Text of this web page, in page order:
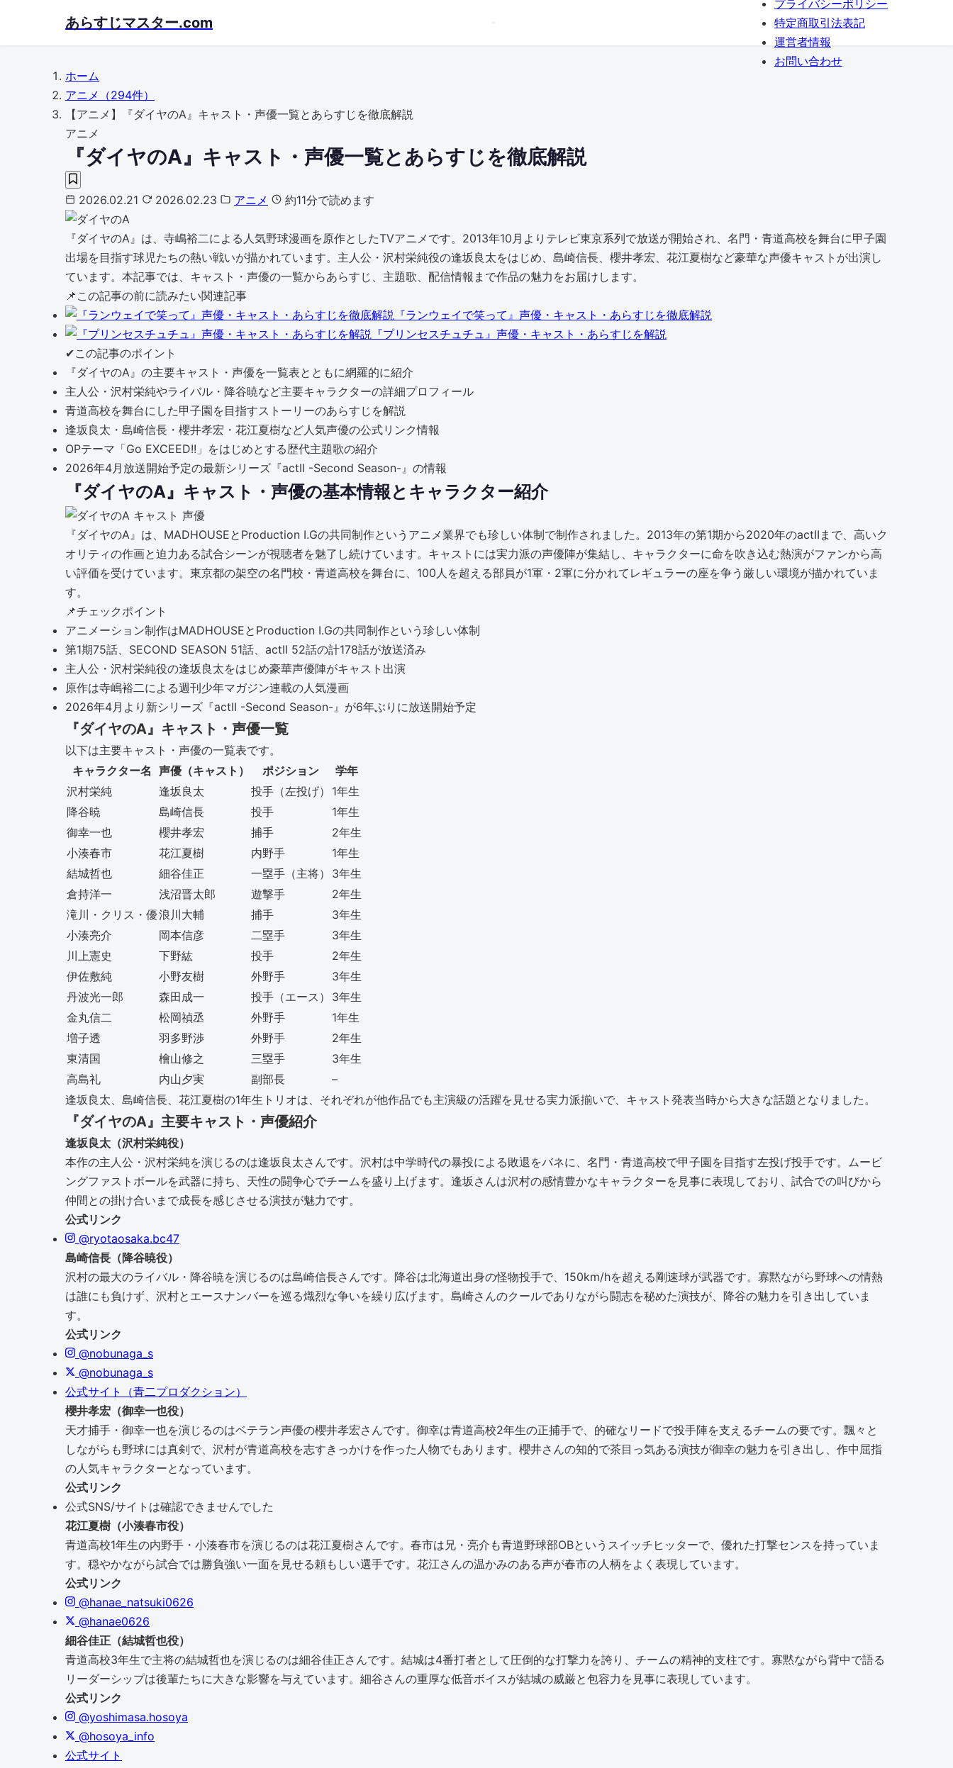
あらすじマスター.com
プライバシーポリシー
特定商取引法表記
運営者情報
お問い合わせ
ホーム
アニメ
（294件）
【アニメ】『ダイヤのA』キャスト・声優一覧とあらすじを徹底解説
アニメ
『ダイヤのA』キャスト・声優一覧とあらすじを徹底解説
2026.02.21 2026.02.23 アニメ 約11分で読めます
『ダイヤのA』は、寺嶋裕二による人気野球漫画を原作としたTVアニメです。2013年10月よりテレビ東京系列で放送が開始され、名門・青道高校を舞台に甲子園
出場を目指す球児たちの熱い戦いが描かれています。主人公・沢村栄純役の逢坂良太をはじめ、島崎信長、櫻井孝宏、花江夏樹など豪華な声優キャストが出演し
ています。本記事では、キャスト・声優の一覧からあらすじ、主題歌、配信情報まで作品の魅力をお届けします。
📌 この記事の前に読みたい関連記事
『ランウェイで笑って』声優・キャスト・あらすじを徹底解説
『プリンセスチュチュ』声優・キャスト・あらすじを解説
✔この記事のポイント
『ダイヤのA』の主要キャスト・声優を一覧表とともに網羅的に紹介
主人公・沢村栄純やライバル・降谷暁など主要キャラクターの詳細プロフィール
青道高校を舞台にした甲子園を目指すストーリーのあらすじを解説
逢坂良太・島崎信長・櫻井孝宏・花江夏樹など人気声優の公式リンク情報
OPテーマ「Go EXCEED!!」をはじめとする歴代主題歌の紹介
2026年4月放送開始予定の最新シリーズ『actII -Second Season-』の情報
『ダイヤのA』キャスト・声優の基本情報とキャラクター紹介
『ダイヤのA』は、MADHOUSEとProduction I.Gの共同制作というアニメ業界でも珍しい体制で制作されました。2013年の第1期から2020年のactIIまで、高いク
オリティの作画と迫力ある試合シーンが視聴者を魅了し続けています。キャストには実力派の声優陣が集結し、キャラクターに命を吹き込む熱演がファンから高
い評価を受けています。東京都の架空の名門校・青道高校を舞台に、100人を超える部員が1軍・2軍に分かれてレギュラーの座を争う厳しい環境が描かれていま
す。
📌チェックポイント
アニメーション制作はMADHOUSEとProduction I.Gの共同制作という珍しい体制
第1期75話、SECOND SEASON 51話、actII 52話の計178話が放送済み
主人公・沢村栄純役の逢坂良太をはじめ豪華声優陣がキャスト出演
原作は寺嶋裕二による週刊少年マガジン連載の人気漫画
2026年4月より新シリーズ『actII -Second Season-』が6年ぶりに放送開始予定
『ダイヤのA』キャスト・声優一覧
以下は主要キャスト・声優の一覧表です。
キャラクター名 声優（キャスト） ポジション
学年
沢村栄純
逢坂良太 投手（左投げ）
1年生
降谷暁
島崎信長 投手
1年生
御幸一也
櫻井孝宏 捕手
2年生
小湊春市
花江夏樹 内野手
1年生
結城哲也
細谷佳正 一塁手（主将）
3年生
倉持洋一
浅沼晋太郎 遊撃手
2年生
滝川・クリス・優浪川大輔 捕手
3年生
小湊亮介
岡本信彦 二塁手
3年生
川上憲史
下野紘 投手
2年生
伊佐敷純
小野友樹 外野手
3年生
丹波光一郎
森田成一 投手（エース）
3年生
金丸信二
松岡禎丞 外野手
1年生
増子透
羽多野渉 外野手
2年生
東清国
檜山修之 三塁手
3年生
高島礼
内山夕実 副部長
–
逢坂良太、島崎信長、花江夏樹の1年生トリオは、それぞれが他作品でも主演級の活躍を見せる実力派揃いで、キャスト発表当時から大きな話題となりました。
『ダイヤのA』主要キャスト・声優紹介
逢坂良太（沢村栄純役）
本作の主人公・沢村栄純を演じるのは逢坂良太さんです。沢村は中学時代の暴投による敗退をバネに、名門・青道高校で甲子園を目指す左投げ投手です。ムービ
ングファストボールを武器に持ち、天性の闘争心でチームを盛り上げます。逢坂さんは沢村の感情豊かなキャラクターを見事に表現しており、試合での叫びから
仲間との掛け合いまで成長を感じさせる演技が魅力です。
公式リンク
@ryotaosaka.bc47
島崎信長（降谷暁役）
沢村の最大のライバル・降谷暁を演じるのは島崎信長さんです。降谷は北海道出身の怪物投手で、150km/hを超える剛速球が武器です。寡黙ながら野球への情熱
は誰にも負けず、沢村とエースナンバーを巡る熾烈な争いを繰り広げます。島崎さんのクールでありながら闘志を秘めた演技が、降谷の魅力を引き出していま
す。
公式リンク
@nobunaga_s
@nobunaga_s
公式サイト（青二プロダクション）
櫻井孝宏（御幸一也役）
天才捕手・御幸一也を演じるのはベテラン声優の櫻井孝宏さんです。御幸は青道高校2年生の正捕手で、的確なリードで投手陣を支えるチームの要です。飄々と
しながらも野球には真剣で、沢村が青道高校を志すきっかけを作った人物でもあります。櫻井さんの知的で茶目っ気ある演技が御幸の魅力を引き出し、作中屈指
の人気キャラクターとなっています。
公式リンク
公式SNS/サイトは確認できませんでした
花江夏樹（小湊春市役）
青道高校1年生の内野手・小湊春市を演じるのは花江夏樹さんです。春市は兄・亮介も青道野球部OBというスイッチヒッターで、優れた打撃センスを持っていま
す。穏やかながら試合では勝負強い一面を見せる頼もしい選手です。花江さんの温かみのある声が春市の人柄をよく表現しています。
公式リンク
@hanae_natsuki0626
@hanae0626
細谷佳正（結城哲也役）
青道高校3年生で主将の結城哲也を演じるのは細谷佳正さんです。結城は4番打者として圧倒的な打撃力を誇り、チームの精神的支柱です。寡黙ながら背中で語る
リーダーシップは後輩たちに大きな影響を与えています。細谷さんの重厚な低音ボイスが結城の威厳と包容力を見事に表現しています。
公式リンク
@yoshimasa.hosoya
@hosoya_info
公式サイト